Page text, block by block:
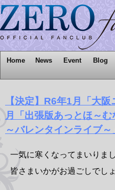
Home News Event Blog
【決定】R6年1月「大
月「出張版あっとほ～
～バレンタインライブ～
一気に寒くなってまいりまし
皆さまいかがお過ごしでしょ